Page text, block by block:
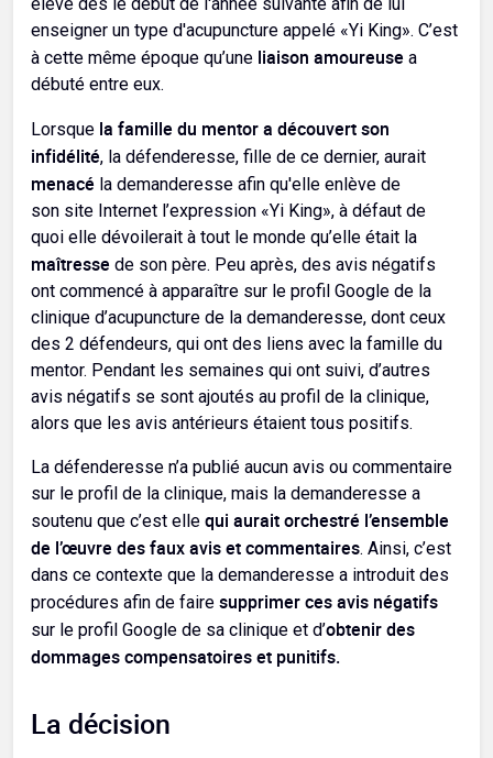
enseigner un type d'acupuncture appelé «Yi King». C’est
à cette même époque qu’une liaison amoureuse a
débuté entre eux.
Lorsque la famille du mentor a découvert son
infidélité, la défenderesse, fille de ce dernier, aurait
menacé la demanderesse afin qu'elle enlève de
son site Internet l’expression «Yi King», à défaut de
quoi elle dévoilerait à tout le monde qu’elle était la
maîtresse de son père. Peu après, des avis négatifs
ont commencé à apparaître sur le profil Google de la
clinique d’acupuncture de la demanderesse, dont ceux
des 2 défendeurs, qui ont des liens avec la famille du
mentor. Pendant les semaines qui ont suivi, d’autres
avis négatifs se sont ajoutés au profil de la clinique,
alors que les avis antérieurs étaient tous positifs.
La défenderesse n’a publié aucun avis ou commentaire
sur le profil de la clinique, mais la demanderesse a
soutenu que c’est elle qui aurait orchestré l’ensemble
de l’œuvre des faux avis et commentaires. Ainsi, c’est
dans ce contexte que la demanderesse a introduit des
procédures afin de faire supprimer ces avis négatifs
sur le profil Google de sa clinique et d’obtenir des
dommages compensatoires et punitifs.
La décision